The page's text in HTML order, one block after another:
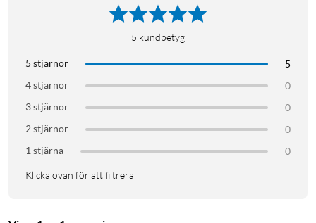
5 kundbetyg
5 stjärnor
5
4 stjärnor
0
3 stjärnor
0
2 stjärnor
0
1 stjärna
0
Klicka ovan för att filtrera